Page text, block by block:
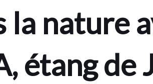
la nature
étang de